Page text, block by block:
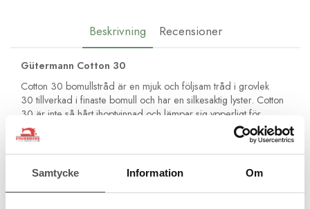
Samtycke Information Om
Beskrivning Recensioner
Gütermann Cotton 30
Cotton 30 bomullstråd är en mjuk och följsam tråd i grovlek
30 tillverkad i finaste bomull och har en silkesaktig lyster. Cotton
30 är inte så hårt ihoptvinnad och lämpar sig ypperligt för
maskinbroderi, glesare dekorsömmar, för quilting samt även för
overlockmaskin och covermaskin som gripartrådar vid
dekorsömnad. T ex. Flatlock och baksidan av coversömmen.
Använd Cotton 30 endast som övertråd. I undertråden
använder du en vanlig sytråd eller en extra tunn sytråd.